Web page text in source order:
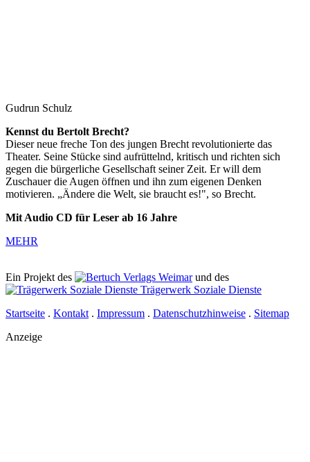
Gudrun Schulz
Kennst du Bertolt Brecht?
Dieser neue freche Ton des jungen Brecht revolutionierte das
Theater. Seine Stücke sind aufrüttelnd, kritisch und richten sich
gegen die bürgerliche Gesellschaft seiner Zeit. Er will dem
Zuschauer die Augen öffnen und ihn zum eigenen Denken
motivieren. „Ändere die Welt, sie braucht es!", so Brecht.
Mit Audio CD für Leser ab 16 Jahre
MEHR
Ein Projekt des Verlags Weimarund des
Trägerwerk Soziale Dienste
Startseite . Kontakt . Impressum . Datenschutzhinweise . Sitemap
Anzeige